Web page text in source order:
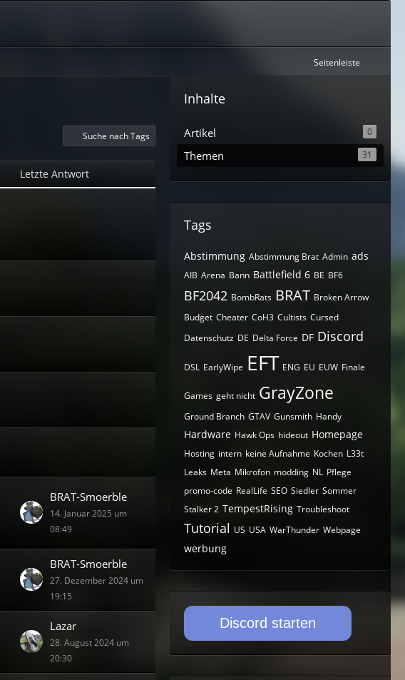
Seitenleiste
Suche nach Tags
Letzte Antwort
BRAT-Smoerble
14. Januar 2025 um
08:49
BRAT-Smoerble
27. Dezember 2024 um
19:15
Lazar
28. August 2024 um
20:30
Inhalte
Artikel 0
Themen 31
Tags
Abstimmung Abstimmung Brat Admin ads
AIB Arena Bann Battlefield 6 BE BF6
BF2042 BombRats BRAT Broken Arrow
Budget Cheater CoH3 Cultists Cursed
Datenschutz DE Delta Force DF Discord
DSL EarlyWipe EFT ENG EU EUW Finale
Games geht nicht GrayZone
Ground Branch GTAV Gunsmith Handy
Hardware Hawk Ops hideout Homepage
Hosting intern keine Aufnahme Kochen L33t
Leaks Meta Mikrofon modding NL Pflege
promo-code RealLife SEO Siedler Sommer
Stalker 2 TempestRising Troubleshoot
Tutorial US USA WarThunder Webpage
werbung
Discord starten